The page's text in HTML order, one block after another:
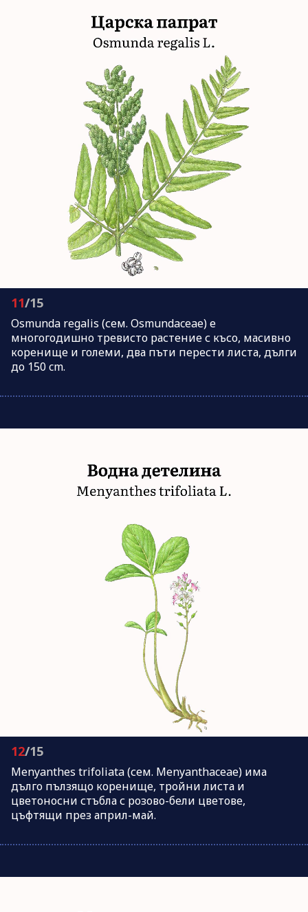
11/15
Osmunda regalis (сем. Osmundaceae) е
многогодишно тревисто растение с късо, масивно
коренище и големи, два пъти перести листа, дълги
до 150 cm.
12/15
Menyanthes trifoliata (сем. Menyanthaceae) има
дълго пълзящо коренище, тройни листа и
цветоносни стъбла с розово-бели цветове,
цъфтящи през април-май.